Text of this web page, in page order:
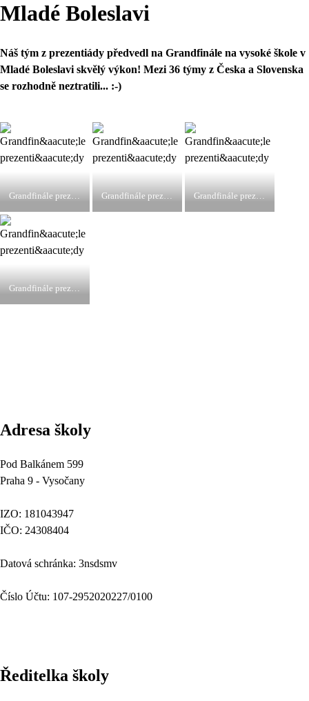
Mladé Boleslavi
Náš tým z prezentiády předvedl na Grandfinále na vysoké škole v
Mladé Boleslavi skvělý výkon! Mezi 36 týmy z Česka a Slovenska
se rozhodně neztratili... :-)
Grandfinále prezentiády Grandfinále prezentiády Grandfinále prezentiády
Grandfinále prezentiády
Adresa školy
Pod Balkánem 599
Praha 9 - Vysočany
IZO: 181043947
IČO: 24308404
Datová schránka: 3nsdsmv
Číslo Účtu: 107-2952020227/0100
Ředitelka školy